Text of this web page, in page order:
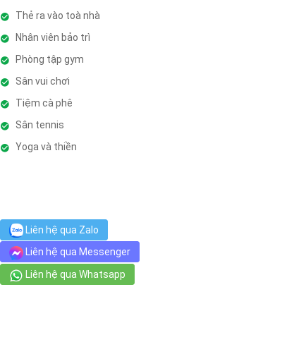
Thẻ ra vào toà nhà
Nhân viên bảo trì
Phòng tập gym
Sân vui chơi
Tiệm cà phê
Sân tennis
Yoga và thiền
Liên hệ qua Zalo
Liên hệ qua Messenger
Liên hệ qua Whatsapp